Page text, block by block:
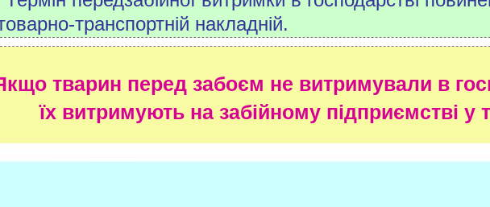
транспортній накладній.
тварин перед забоєм не витримували в
їх витримують на забійному підприємстві у